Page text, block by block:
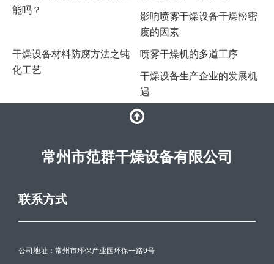
能吗？
影响喷雾干燥设备干燥松密
度的因素
干燥设备材料防腐方法之钝
化工艺
​喷雾干燥机的多道工序
干燥设备生产企业的发展机
遇
常州市范群干燥设备有限公司
联系方式
公司地址：常州市环保产业园环保一路9号